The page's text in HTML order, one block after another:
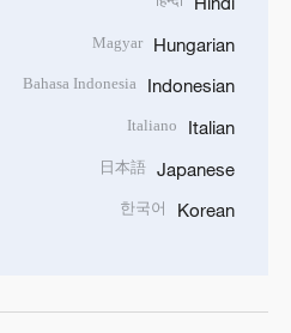
Hungarian
Magyar
Indonesian
Bahasa Indonesia
Italian
Italiano
Japanese
日本語
Korean
한국어